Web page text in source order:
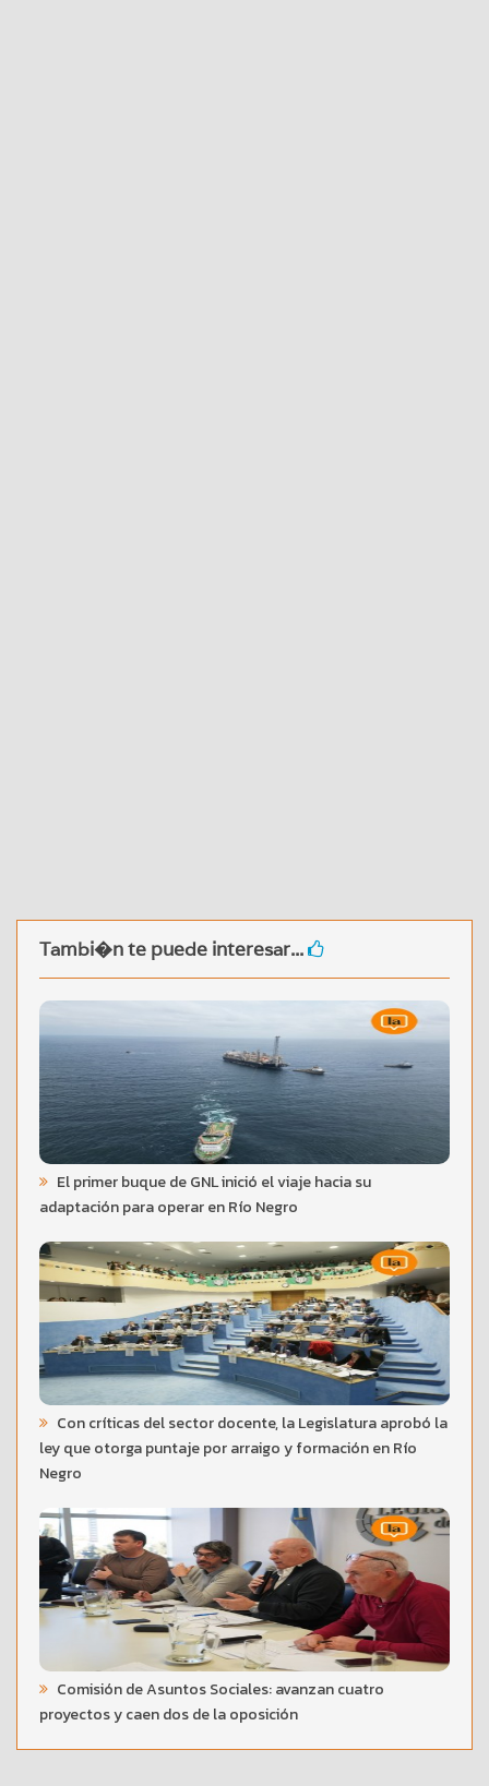
Tambi�n te puede interesar...
El primer buque de GNL inició el viaje hacia su
adaptación para operar en Río Negro
Con críticas del sector docente, la Legislatura aprobó la
ley que otorga puntaje por arraigo y formación en Río
Negro
Comisión de Asuntos Sociales: avanzan cuatro
proyectos y caen dos de la oposición